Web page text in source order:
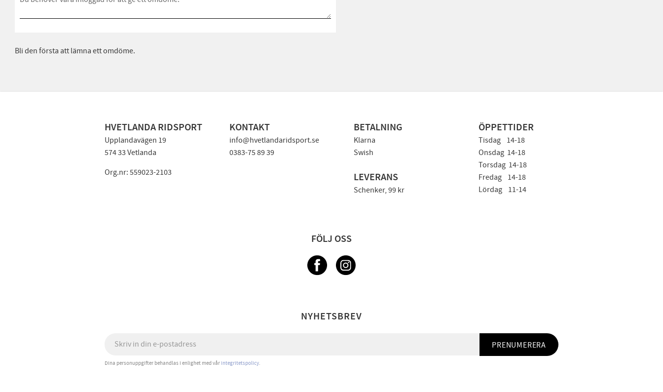
Bli den första att lämna ett omdöme.
HVETLANDA RIDSPORT
Upplandavägen 19
574 33 Vetlanda
Org.nr: 559023-2103
KONTAKT
info@hvetlandaridsport.se
0383-75 89 39
BETALNING
Klarna
Swish
LEVERANS
Schenker, 99 kr
ÖPPETTIDER
Tisdag 14-18
Onsdag 14-18
Torsdag 14-18
Fredag 14-18
Lördag 11-14
FÖLJ OSS
NYHETSBREV
PRENUMERERA
Dina personuppgifter behandlas i enlighet med vår integritetspolicy.